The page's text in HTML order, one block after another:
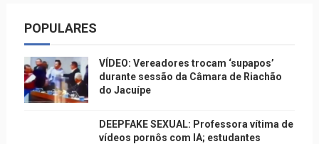
POPULARES
VÍDEO: Vereadores trocam ‘supapos’
durante sessão da Câmara de Riachão
do Jacuípe
DEEPFAKE SEXUAL: Professora vítima de
vídeos pornôs com IA; estudantes